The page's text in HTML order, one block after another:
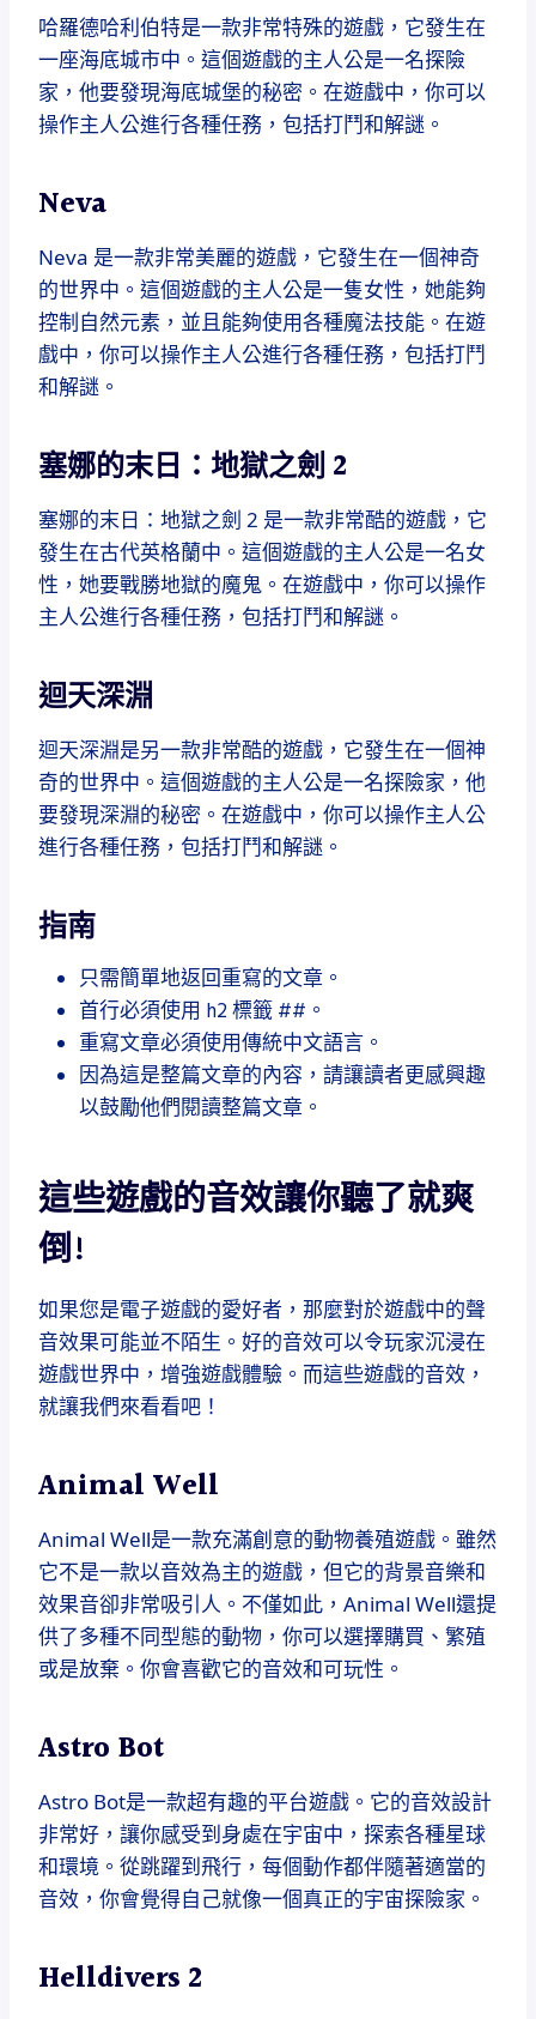
哈羅德哈利伯特是一款非常特殊的遊戲，它發生在
一座海底城市中。這個遊戲的主人公是一名探險
家，他要發現海底城堡的秘密。在遊戲中，你可以
操作主人公進行各種任務，包括打鬥和解謎。
Neva
Neva 是一款非常美麗的遊戲，它發生在一個神奇
的世界中。這個遊戲的主人公是一隻女性，她能夠
控制自然元素，並且能夠使用各種魔法技能。在遊
戲中，你可以操作主人公進行各種任務，包括打鬥
和解謎。
塞娜的末日：地獄之劍 2
塞娜的末日：地獄之劍 2 是一款非常酷的遊戲，它
發生在古代英格蘭中。這個遊戲的主人公是一名女
性，她要戰勝地獄的魔鬼。在遊戲中，你可以操作
主人公進行各種任務，包括打鬥和解謎。
迴天深淵
迴天深淵是另一款非常酷的遊戲，它發生在一個神
奇的世界中。這個遊戲的主人公是一名探險家，他
要發現深淵的秘密。在遊戲中，你可以操作主人公
進行各種任務，包括打鬥和解謎。
指南
只需簡單地返回重寫的文章。
首行必須使用 h2 標籤 ##。
重寫文章必須使用傳統中文語言。
因為這是整篇文章的內容，請讓讀者更感興趣
以鼓勵他們閱讀整篇文章。
這些遊戲的音效讓你聽了就爽
倒!
如果您是電子遊戲的愛好者，那麼對於遊戲中的聲
音效果可能並不陌生。好的音效可以令玩家沉浸在
遊戲世界中，增強遊戲體驗。而這些遊戲的音效，
就讓我們來看看吧！
Animal Well
Animal Well是一款充滿創意的動物養殖遊戲。雖然
它不是一款以音效為主的遊戲，但它的背景音樂和
效果音卻非常吸引人。不僅如此，Animal Well還提
供了多種不同型態的動物，你可以選擇購買、繁殖
或是放棄。你會喜歡它的音效和可玩性。
Astro Bot
Astro Bot是一款超有趣的平台遊戲。它的音效設計
非常好，讓你感受到身處在宇宙中，探索各種星球
和環境。從跳躍到飛行，每個動作都伴隨著適當的
音效，你會覺得自己就像一個真正的宇宙探險家。
Helldivers 2